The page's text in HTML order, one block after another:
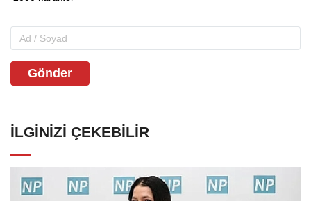
Gönder
İLGINIZI ÇEKEBILIR